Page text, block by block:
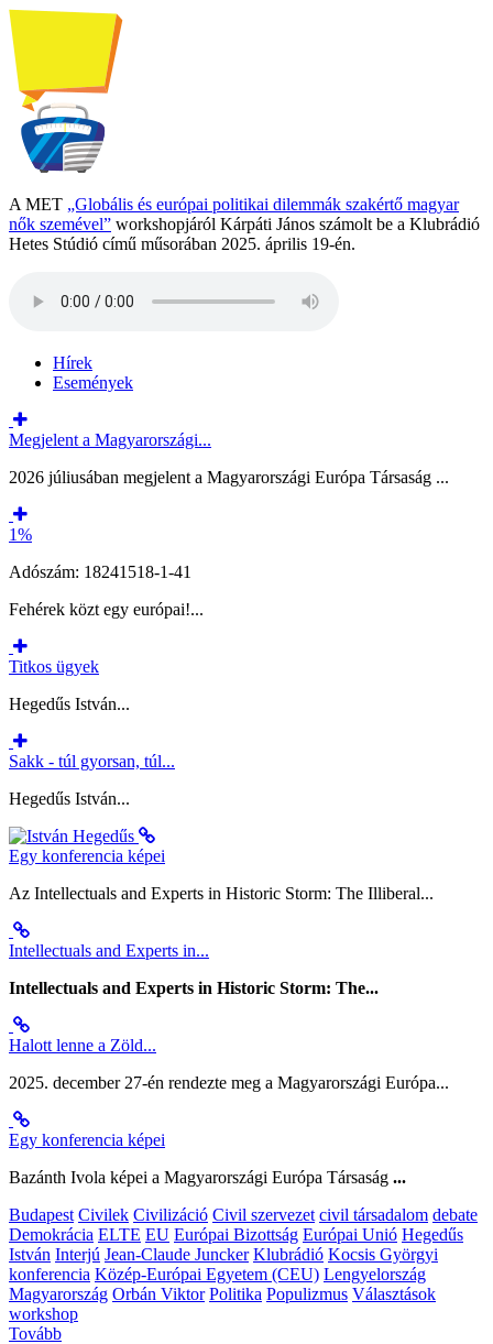
A MET „Globális és európai politikai dilemmák szakértő magyar
nők szemével” workshopjáról Kárpáti János számolt be a Klubrádió
Hetes Stúdió című műsorában 2025. április 19-én.
Hírek
Események
Megjelent a Magyarországi...
2026 júliusában megjelent a Magyarországi Európa Társaság ...
1%
Adószám: 18241518-1-41
Fehérek közt egy európai!...
Titkos ügyek
Hegedűs István...
Sakk - túl gyorsan, túl...
Hegedűs István...
Egy konferencia képei
Az Intellectuals and Experts in Historic Storm: The Illiberal...
Intellectuals and Experts in...
Intellectuals and Experts in Historic Storm: The...
Halott lenne a Zöld...
2025. december 27-én rendezte meg a Magyarországi Európa...
Egy konferencia képei
Bazánth Ivola képei a Magyarországi Európa Társaság ...
Budapest Civilek Civilizáció Civil szervezet civil társadalom debate
Demokrácia ELTE EU Európai Bizottság Európai Unió Hegedűs
István Interjú Jean-Claude Juncker Klubrádió Kocsis Györgyi
konferencia Közép-Európai Egyetem (CEU) Lengyelország
Magyarország Orbán Viktor Politika Populizmus Választások
workshop
Tovább